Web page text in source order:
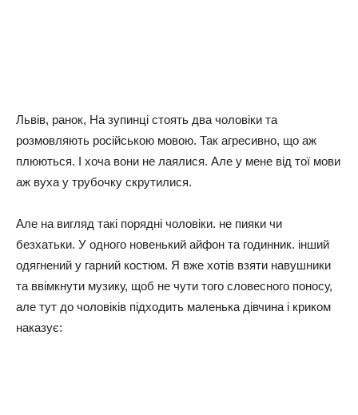
Львів, ранок, На зупинці стоять два чоловіки та
розмовляють російською мовою. Так агресивно, що аж
плюються. І хоча вони не лаялися. Але у мене від тої мови
аж вуха у трубочку скрутилися.
Але на вигляд такі порядні чоловіки. не пияки чи
безхатьки. У одного новенький айфон та годинник. інший
одягнений у гарний костюм. Я вже хотів взяти навушники
та ввімкнути музику, щоб не чути того словесного поносу,
але тут до чоловіків підходить маленька дівчина і криком
наказує: